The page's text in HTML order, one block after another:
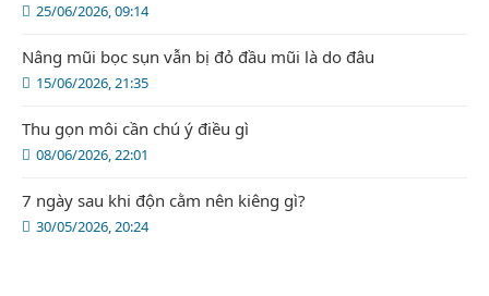
25/06/2026, 09:14
15/06/2026, 21:35
Nâng mũi bọc sụn vẫn bị đỏ đầu mũi là do đâu
08/06/2026, 22:01
Thu gọn môi cần chú ý điều gì
30/05/2026, 20:24
7 ngày sau khi độn cằm nên kiêng gì?